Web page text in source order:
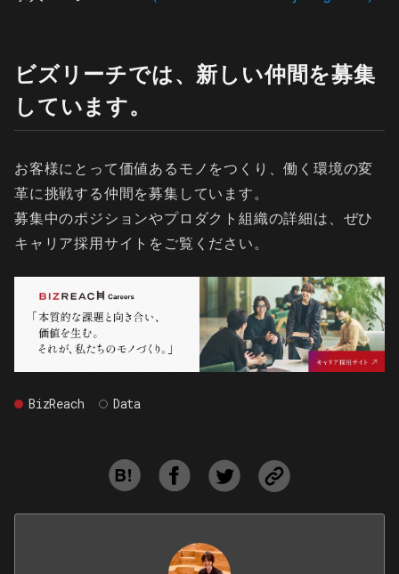
ビズリーチでは、新しい仲間を募集
しています。
お客様にとって価値あるモノをつくり、働く環境の変
革に挑戦する仲間を募集しています。
募集中のポジションやプロダクト組織の詳細は、ぜひ
キャリア採用サイトをご覧ください。
BizReach Data